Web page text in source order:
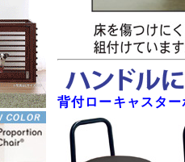
背付ローキャスタ